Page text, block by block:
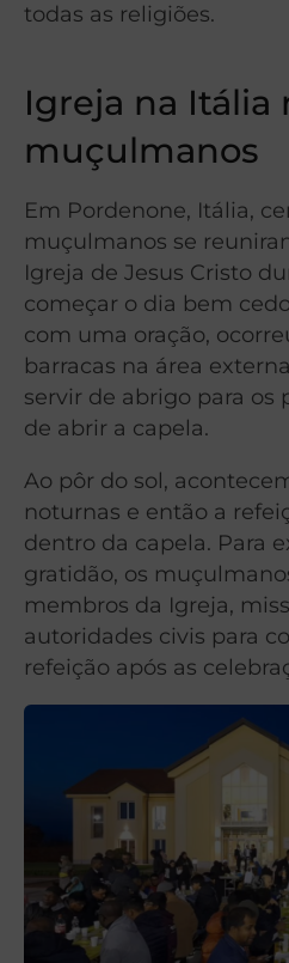
todas as religiões.
Igreja na Itália
muçulmanos
Em Pordenone, Itália,
muçulmanos se
Igreja de Jesus Cristo
começar o dia bem
com uma oração,
barracas na área
servir de abrigo para os
de abrir a capela.
Ao pôr do sol,
noturnas e então a
dentro da capela. Para
gratidão, os
membros da Igreja,
autoridades civis para
refeição após as